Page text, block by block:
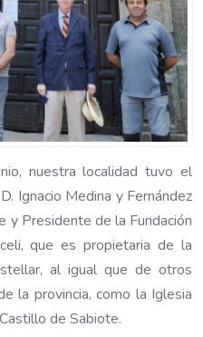
nuestra localidad tuvo el
Ignacio Medina y Fernández
y Presidente de la Fundación
que es propietaria de la
al igual que de otros
la provincia, como la Iglesia
de Sabiote.